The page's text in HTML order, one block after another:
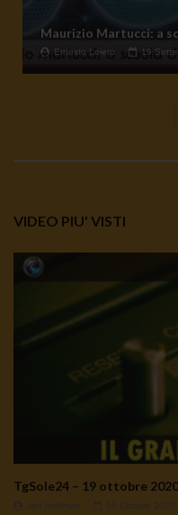
Maurizio Martucci: a
Ernesto Loiero 19
VIDEO PIU' VISTI
TgSole24 – 19 ottobre